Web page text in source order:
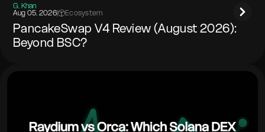
G. Khan
Aug 05. 2026| Ecosystem
PancakeSwap V4 Review (August 2026):
Beyond BSC?